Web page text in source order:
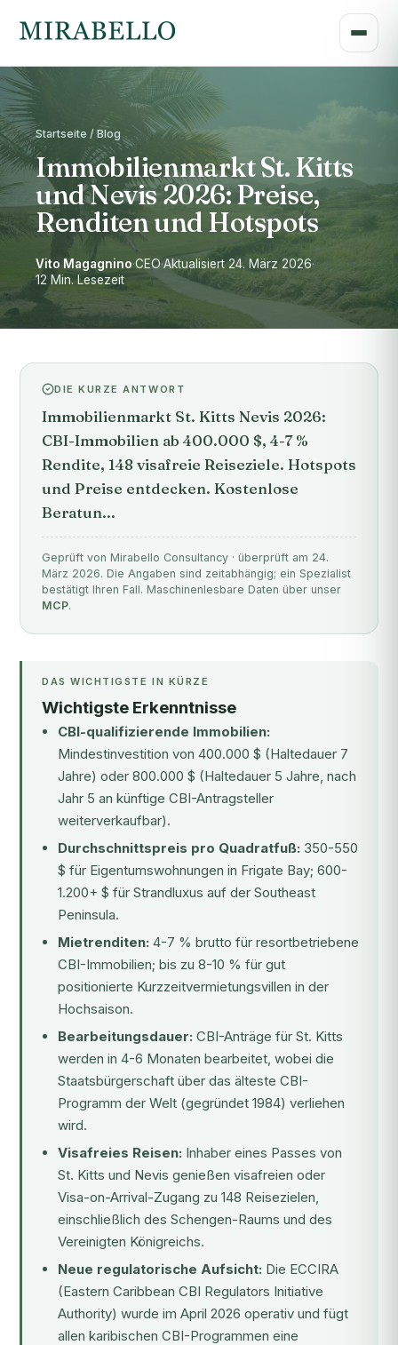
Startseite / Blog
Immobilienmarkt St. Kitts
und Nevis 2026: Preise,
Renditen und Hotspots
Vito Magagnino·CEO·Aktualisiert 24. März 2026·
12 Min. Lesezeit
DIE KURZE ANTWORT
Immobilienmarkt St. Kitts Nevis 2026:
CBI-Immobilien ab 400.000 $, 4-7 %
Rendite, 148 visafreie Reiseziele. Hotspots
und Preise entdecken. Kostenlose
Beratun...
Geprüft von Mirabello Consultancy · überprüft am 24.
März 2026. Die Angaben sind zeitabhängig; ein Spezialist
bestätigt Ihren Fall. Maschinenlesbare Daten über unser
MCP.
DAS WICHTIGSTE IN KÜRZE
Wichtigste Erkenntnisse
CBI-qualifizierende Immobilien:
Mindestinvestition von 400.000 $ (Haltedauer 7
Jahre) oder 800.000 $ (Haltedauer 5 Jahre, nach
Jahr 5 an künftige CBI-Antragsteller
weiterverkaufbar).
Durchschnittspreis pro Quadratfuß: 350-550
$ für Eigentumswohnungen in Frigate Bay; 600-
1.200+ $ für Strandluxus auf der Southeast
Peninsula.
Mietrenditen: 4-7 % brutto für resortbetriebene
CBI-Immobilien; bis zu 8-10 % für gut
positionierte Kurzzeitvermietungsvillen in der
Hochsaison.
Bearbeitungsdauer: CBI-Anträge für St. Kitts
werden in 4-6 Monaten bearbeitet, wobei die
Staatsbürgerschaft über das älteste CBI-
Programm der Welt (gegründet 1984) verliehen
wird.
Visafreies Reisen: Inhaber eines Passes von
St. Kitts und Nevis genießen visafreien oder
Visa-on-Arrival-Zugang zu 148 Reisezielen,
einschließlich des Schengen-Raums und des
Vereinigten Königreichs.
Neue regulatorische Aufsicht: Die ECCIRA
(Eastern Caribbean CBI Regulators Initiative
Authority) wurde im April 2026 operativ und fügt
allen karibischen CBI-Programmen eine